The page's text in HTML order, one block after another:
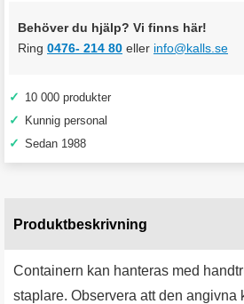
Behöver du hjälp? Vi finns här!
Ring 0476- 214 80 eller info@kalls.se
✓ 10 000 produkter
✓ Kunnig personal
✓ Sedan 1988
Produktbeskrivning
Containern kan hanteras med
staplare. Observera att den angivna